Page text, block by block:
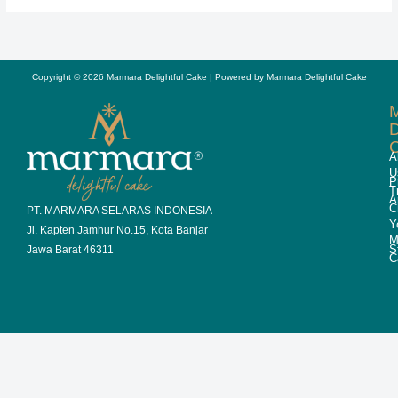
Copyright © 2026 Marmara Delightful Cake | Powered by Marmara Delightful Cake
PT. MARMARA SELARAS INDONESIA
Jl. Kapten Jamhur No.15, Kota Banjar
Jawa Barat 46311